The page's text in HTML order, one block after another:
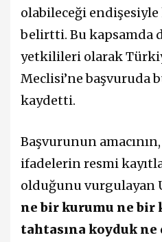
olabileceği
belirtti. Bu kapsamda
yetkilileri olarak
Meclisi’ne başvuruda
kaydetti.
Başvurunun
ifadelerin resmi
olduğunu vurgulayan
ne bir kurumu ne bir
tahtasına koyduk